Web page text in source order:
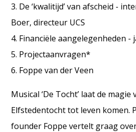
3. De ‘kwalitijd’ van afscheid -
Boer, directeur UCS
4. Financiële aangelegenheden
5. Projectaanvragen*
6. Foppe van der Veen
Musical ‘De Tocht’ laat de magie
Elfstedentocht tot leven komen.
founder Foppe vertelt graag